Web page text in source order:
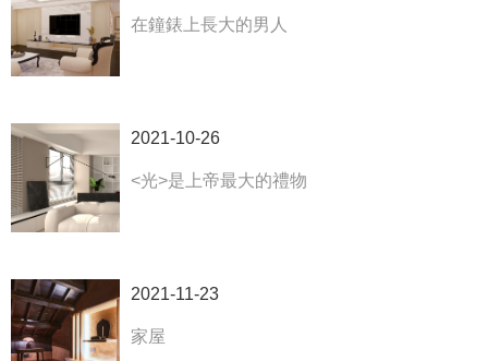
在鐘錶上長大的男人
2021-10-26
<光>是上帝最大的禮物
2021-11-23
家屋